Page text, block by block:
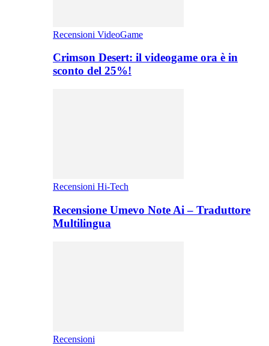
Recensioni VideoGame
Crimson Desert: il videogame ora è in
sconto del 25%!
Recensioni Hi-Tech
Recensione Umevo Note Ai – Traduttore
Multilingua
Recensioni